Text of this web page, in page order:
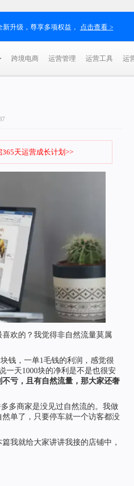
新升级，尊享多项权益， 点击查看 >
跨境电商 运营管理 运营工具 运
天运营成长计划>>
欢的？我觉得非自然流量莫属
钱，一单1毛钱的利润，感觉很
一天1000块的净利是不是也很安
不亏，且有自然流量，那大家还奢
多商家是没见过自然流的。我做
单了，只要停车就一个访客都没
篇我就给大家讲讲我接的店铺中，